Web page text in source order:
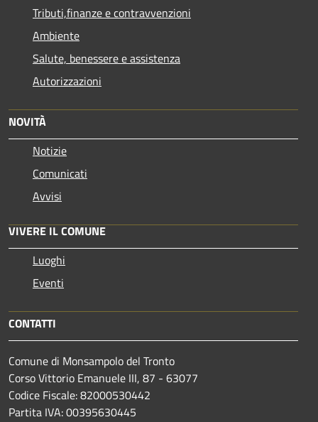
Tributi,finanze e contravvenzioni
Ambiente
Salute, benessere e assistenza
Autorizzazioni
NOVITÀ
Notizie
Comunicati
Avvisi
VIVERE IL COMUNE
Luoghi
Eventi
CONTATTI
Comune di Monsampolo del Tronto
Corso Vittorio Emanuele III, 87 - 63077
Codice Fiscale: 82000530442
Partita IVA: 00395630445